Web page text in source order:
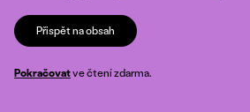
Přispět na obsah
Pokračovatve čtení zdarma.